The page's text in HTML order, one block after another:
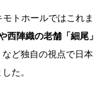
トホールではこれま
西陣織の老舗「細尾」
など独自の視点で日本
た。